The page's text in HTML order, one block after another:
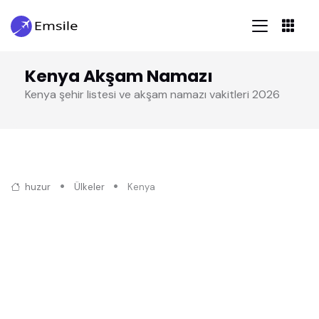
Kenya Akşam Namazı
Kenya şehir listesi ve akşam namazı vakitleri 2026
huzur Ülkeler Kenya